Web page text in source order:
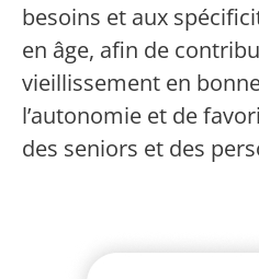
besoins et aux
en âge, afin de
vieillissement en
l’autonomie et de
des seniors et des